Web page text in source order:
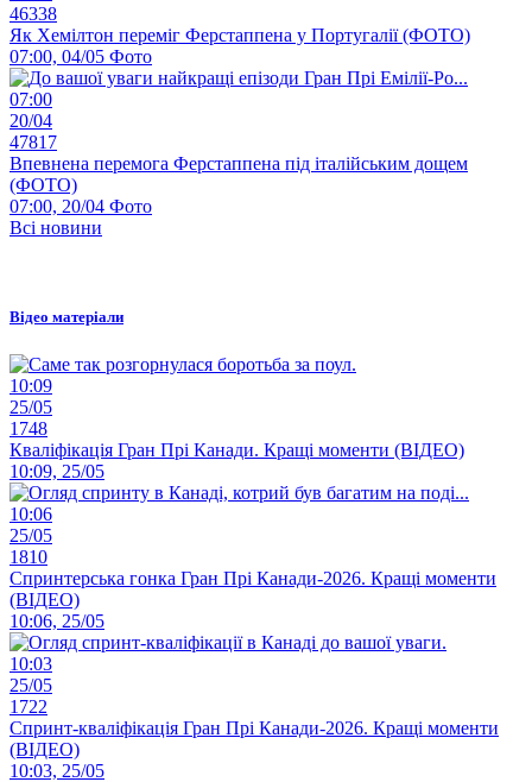
46338
Як Хемілтон переміг Ферстаппена у Португалії (ФОТО)
07:00, 04/05 Фото
07:00
20/04
47817
Впевнена перемога Ферстаппена під італійським дощем
(ФОТО)
07:00, 20/04 Фото
Всі новини
Відео матеріали
10:09
25/05
1748
Кваліфікація Гран Прі Канади. Кращі моменти (ВІДЕО)
10:09, 25/05
10:06
25/05
1810
Спринтерська гонка Гран Прі Канади-2026. Кращі моменти
(ВІДЕО)
10:06, 25/05
10:03
25/05
1722
Спринт-кваліфікація Гран Прі Канади-2026. Кращі моменти
(ВІДЕО)
10:03, 25/05